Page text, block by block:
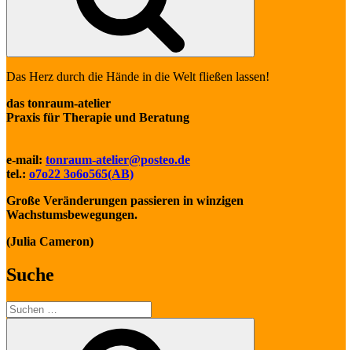
Das Herz durch die Hände in die Welt fließen lassen!
das tonraum-atelier
Praxis für Therapie und Beratung
e-mail: tonraum-atelier@posteo.de
tel.: o7o22 3o6o565(AB)
Große Veränderungen passieren in winzigen
Wachstumsbewegungen.
(Julia Cameron)
Suche
Suche
nach: